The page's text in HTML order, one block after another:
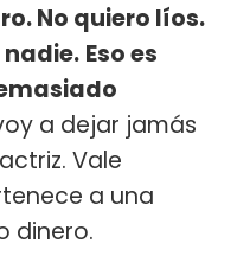
No quiero líos.
Eso es
a dejar jamás
Vale
a una
dinero.